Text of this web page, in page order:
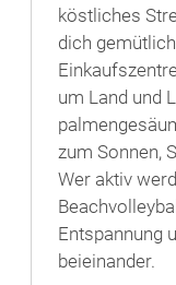
köstliches
dich
um Land und
zum Sonnen,
Wer aktiv
Entspannung
beieinander.